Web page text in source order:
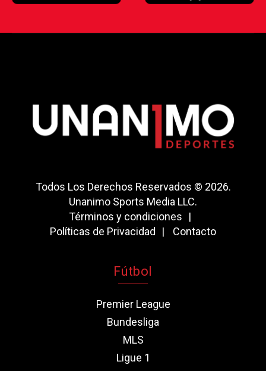
Todos Los Derechos Reservados © 2026.
Unanimo Sports Media LLC.
Términos y condiciones
Políticas de Privacidad
Contacto
Fútbol
Premier League
Bundesliga
MLS
Ligue 1